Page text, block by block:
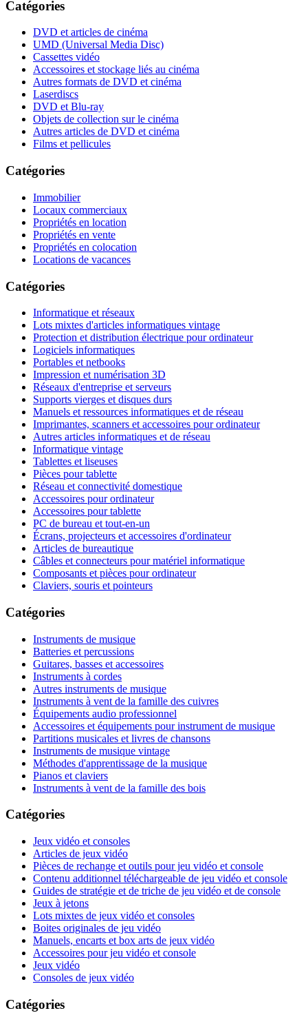
Catégories
DVD et articles de cinéma
UMD (Universal Media Disc)
Cassettes vidéo
Accessoires et stockage liés au cinéma
Autres formats de DVD et cinéma
Laserdiscs
DVD et Blu-ray
Objets de collection sur le cinéma
Autres articles de DVD et cinéma
Films et pellicules
Catégories
Immobilier
Locaux commerciaux
Propriétés en location
Propriétés en vente
Propriétés en colocation
Locations de vacances
Catégories
Informatique et réseaux
Lots mixtes d'articles informatiques vintage
Protection et distribution électrique pour ordinateur
Logiciels informatiques
Portables et netbooks
Impression et numérisation 3D
Réseaux d'entreprise et serveurs
Supports vierges et disques durs
Manuels et ressources informatiques et de réseau
Imprimantes, scanners et accessoires pour ordinateur
Autres articles informatiques et de réseau
Informatique vintage
Tablettes et liseuses
Pièces pour tablette
Réseau et connectivité domestique
Accessoires pour ordinateur
Accessoires pour tablette
PC de bureau et tout-en-un
Écrans, projecteurs et accessoires d'ordinateur
Articles de bureautique
Câbles et connecteurs pour matériel informatique
Composants et pièces pour ordinateur
Claviers, souris et pointeurs
Catégories
Instruments de musique
Batteries et percussions
Guitares, basses et accessoires
Instruments à cordes
Autres instruments de musique
Instruments à vent de la famille des cuivres
Équipements audio professionnel
Accessoires et équipements pour instrument de musique
Partitions musicales et livres de chansons
Instruments de musique vintage
Méthodes d'apprentissage de la musique
Pianos et claviers
Instruments à vent de la famille des bois
Catégories
Jeux vidéo et consoles
Articles de jeux vidéo
Pièces de rechange et outils pour jeu vidéo et console
Contenu additionnel téléchargeable de jeu vidéo et console
Guides de stratégie et de triche de jeu vidéo et de console
Jeux à jetons
Lots mixtes de jeux vidéo et consoles
Boites originales de jeu vidéo
Manuels, encarts et box arts de jeux vidéo
Accessoires pour jeu vidéo et console
Jeux vidéo
Consoles de jeux vidéo
Catégories